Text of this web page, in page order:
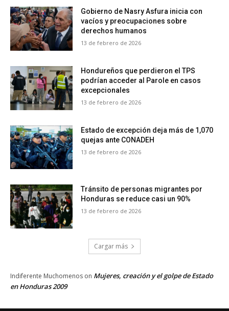
Gobierno de Nasry Asfura inicia con
vacíos y preocupaciones sobre
derechos humanos
13 de febrero de 2026
Hondureños que perdieron el TPS
podrían acceder al Parole en casos
excepcionales
13 de febrero de 2026
Estado de excepción deja más de 1,070
quejas ante CONADEH
13 de febrero de 2026
Tránsito de personas migrantes por
Honduras se reduce casi un 90%
13 de febrero de 2026
Cargar más
Indiferente Muchomenos on Mujeres, creación y el golpe de Estado
en Honduras 2009